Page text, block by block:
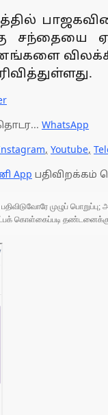
WhatsApp
, Youtube,
App பதிவிறக்கம்
முழுப்
கொள்கைப்படி